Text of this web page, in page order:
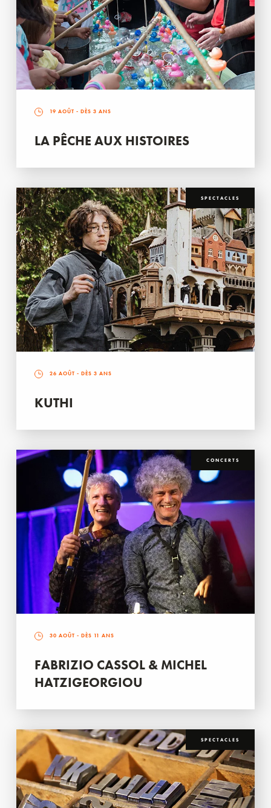
19 AOÛT - DÈS 3 ANS
LA PÊCHE AUX HISTOIRES
SPECTACLES
26 AOÛT - DÈS 3 ANS
KUTHI
CONCERTS
30 AOÛT - DÈS 11 ANS
FABRIZIO CASSOL & MICHEL
HATZIGEORGIOU
SPECTACLES